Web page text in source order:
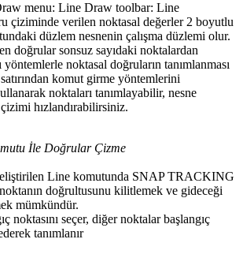
menu: Line Draw toolbar: Line
çiziminde verilen noktasal değerler 2 boyutlu
düzlem nesnenin çalışma düzlemi olur.
doğrular sonsuz sayıdaki noktalardan
noktasal doğruların tanımlanması
komut girme yöntemlerini
noktaları tanımlayabilir, nesne
hızlandırabilirsiniz.
İle Doğrular Çizme
Line komutunda SNAP TRACKING
doğrultusunu kilitlemek ve gideceği
mümkündür.
noktasını seçer, diğer noktalar başlangıç
tanımlanır